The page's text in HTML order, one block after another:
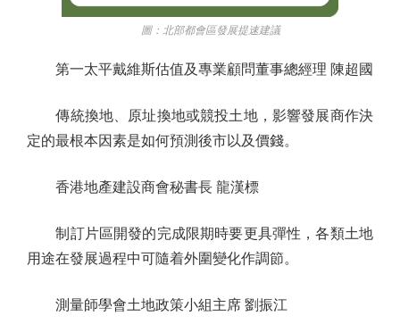
圖：北部都會區發展提速建議
第一太平戴維斯估值及專業顧問董事總經理 陳超國
傳統換地、原址換地或競投土地，影響發展商作決
定的最根本因素是如何預測後市以及價錢。
香港地產建設商會秘書長 龍漢標
制訂片區開發的完成限期時要更具彈性，各類土地
用途在發展過程中可隨着外圍變化作調節。
測量師學會土地政策小組主席 劉振江